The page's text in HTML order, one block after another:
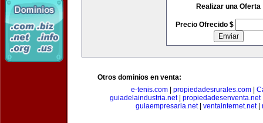
Realizar una Oferta
Precio Ofrecido $
Otros dominios en venta:
e-tenis.com
propiedadesrurales.com
guiadelaindustria.net propiedadesenventa.net
guiaempresaria.net| ventainternet.net|